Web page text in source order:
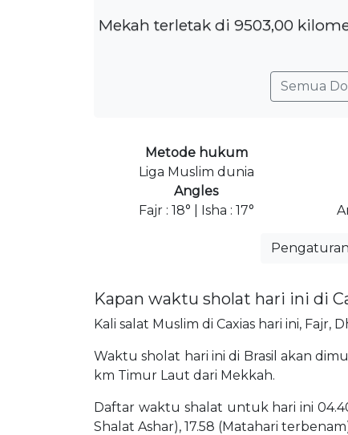
Mekah terletak di 9503,00
Semua
Metode hukum
Liga Muslim dunia
Angles
Fajr : 18° | Isha : 17°
Pengaturan
Kapan waktu sholat hari ini di
Kali salat Muslim di Caxias hari ini, Fajr,
Waktu sholat hari ini di Brasil akan
km Timur Laut dari Mekkah.
Daftar waktu shalat untuk hari ini
Shalat Ashar), 17.58 (Matahari